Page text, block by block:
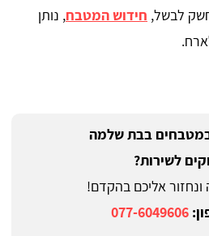
לבשל, חידוש המטבח, נותן
במטבחים בבת שלמה
לשירות?
ונחזור אליכם בהקדם!
077-6049606